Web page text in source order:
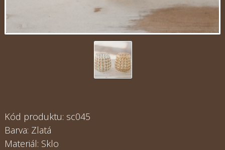
Kód produktu: sc045
Barva: Zlatá
Materiál: Sklo